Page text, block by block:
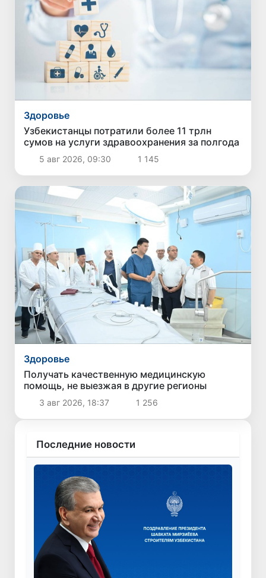
Здоровье
Узбекистанцы потратили более 11 трлн
сумов на услуги здравоохранения за полгода
5 авг 2026, 09:30 1 145
Здоровье
Получать качественную медицинскую
помощь, не выезжая в другие регионы
3 авг 2026, 18:37 1 256
Последние новости